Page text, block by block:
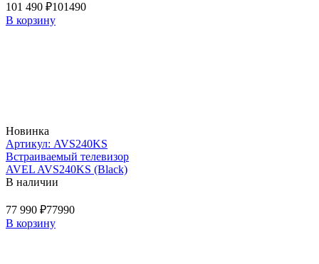
101 490 ₽101490
В корзину
Новинка
Артикул: AVS240KS
Встраиваемый телевизор
AVEL AVS240KS (Black)
В наличии
77 990 ₽77990
В корзину